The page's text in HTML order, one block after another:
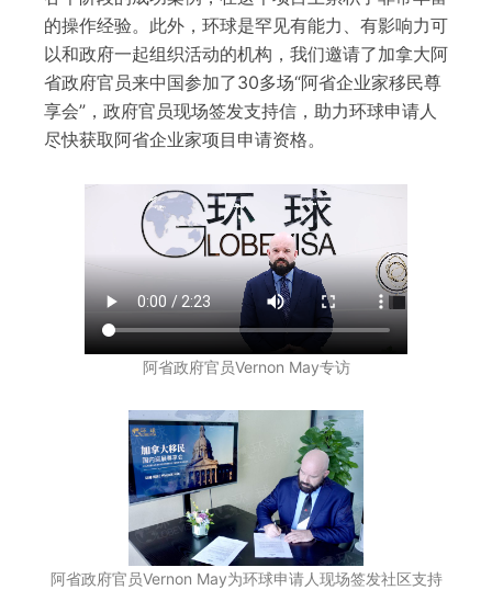
的操作经验。此外，环球是罕见有能力、有影响力可
以和政府一起组织活动的机构，我们邀请了加拿大阿
省政府官员来中国参加了30多场“阿省企业家移民尊
享会”，政府官员现场签发支持信，助力环球申请人
尽快获取阿省企业家项目申请资格。
阿省政府官员Vernon May专访
阿省政府官员Vernon May为环球申请人现场签发社区支持